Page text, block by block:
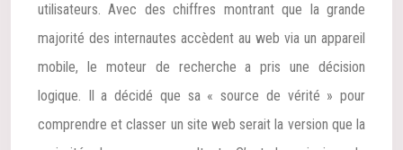
utilisateurs. Avec des chiffres montrant que la grande
majorité des internautes accèdent au web via un appareil
mobile, le moteur de recherche a pris une décision
logique. Il a décidé que sa « source de vérité » pour
comprendre et classer un site web serait la version que la